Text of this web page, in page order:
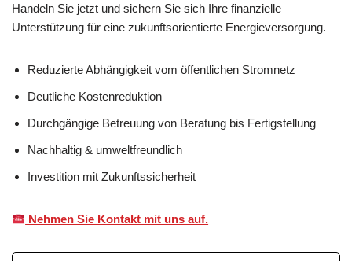
Handeln Sie jetzt und sichern Sie sich Ihre finanzielle
Unterstützung für eine zukunftsorientierte Energieversorgung.
Reduzierte Abhängigkeit vom öffentlichen Stromnetz
Deutliche Kostenreduktion
Durchgängige Betreuung von Beratung bis Fertigstellung
Nachhaltig & umweltfreundlich
Investition mit Zukunftssicherheit
Nehmen Sie Kontakt mit uns auf.